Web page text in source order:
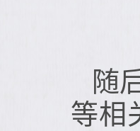
随
等相